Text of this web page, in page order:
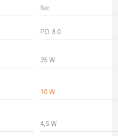
Ne
PD 3.0
25 W
10 W
4,5 W